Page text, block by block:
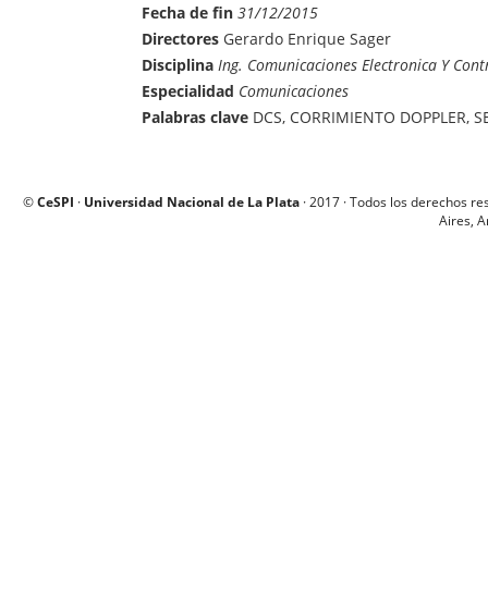
Fecha de fin 31/12/2015
Directores Gerardo Enrique Sager
Disciplina Ing. Comunicaciones Electronica Y
Especialidad Comunicaciones
Palabras clave DCS, CORRIMIENTO DOPPLER,
©CeSPI · Universidad Nacional de La Plata · 2017 · Todos los derechos
Aires,